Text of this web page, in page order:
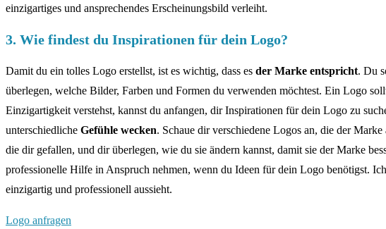
einzigartiges und ansprechendes Erscheinungsbild verleiht.
3. Wie findest du Inspirationen für dein Logo?
Damit du ein tolles Logo erstellst, ist es wichtig, dass es der Marke entspricht. Du
überlegen, welche Bilder, Farben und Formen du verwenden möchtest. Ein Logo
Einzigartigkeit verstehst, kannst du anfangen, dir Inspirationen für dein Logo zu
unterschiedliche Gefühle wecken. Schaue dir verschiedene Logos an, die der
die dir gefallen, und dir überlegen, wie du sie ändern kannst, damit sie der Marke
professionelle Hilfe in Anspruch nehmen, wenn du Ideen für dein Logo benötigst.
einzigartig und professionell aussieht.
Logo anfragen